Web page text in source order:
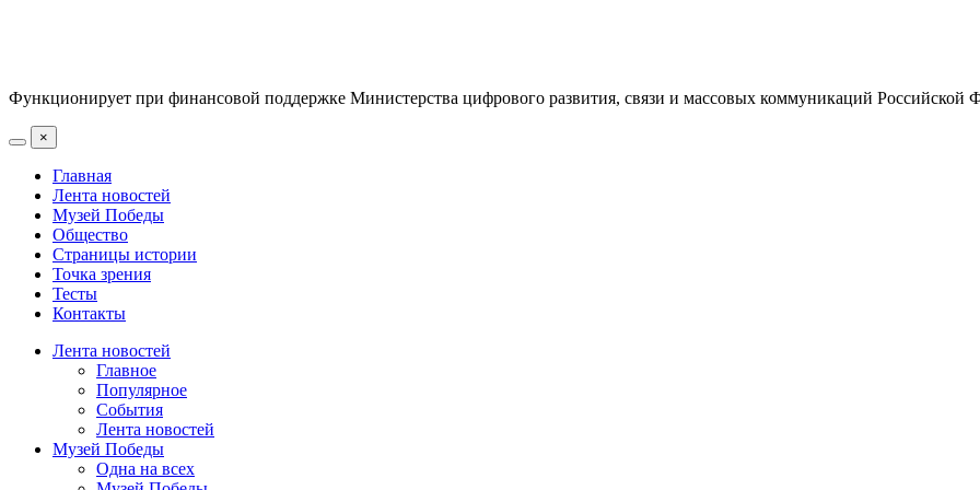
Функционирует при финансовой поддержке Министерства цифрового развития, связи и массовых коммуникаций Российской
×
Главная
Лента новостей
Музей Победы
Общество
Страницы истории
Точка зрения
Тесты
Контакты
Лента новостей
Главное
Популярное
События
Лента новостей
Музей Победы
Одна на всех